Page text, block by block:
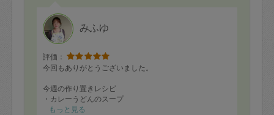
みふゆ
評価：
今回もありがとうございました。
今週の作り置きレシピ
・カレーうどんのスープ
・焼肉
もっと見る